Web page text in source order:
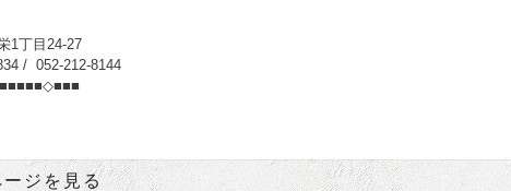
1丁目24-27
/ 052-212-8144
ジを見る